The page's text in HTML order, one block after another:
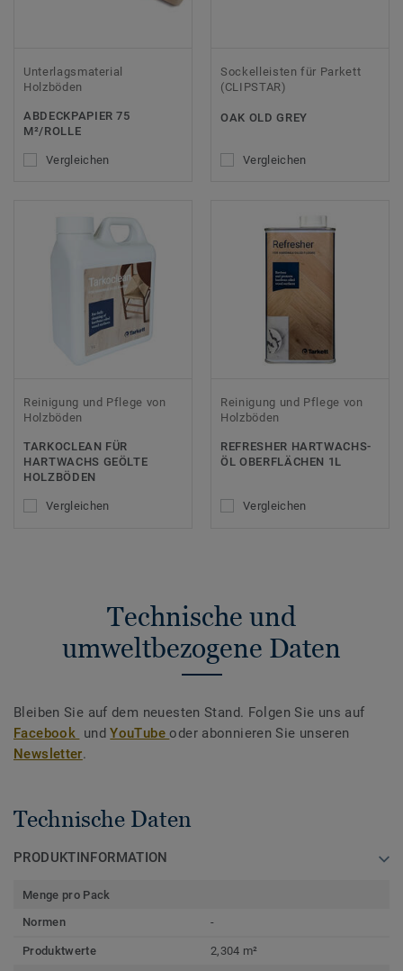
Unterlagsmaterial
Holzböden
ABDECKPAPIER 75
M²/ROLLE
Vergleichen
Sockelleisten für Parkett
(CLIPSTAR)
OAK OLD GREY
Vergleichen
Reinigung und Pflege von
Holzböden
TARKOCLEAN FÜR
HARTWACHS GEÖLTE
HOLZBÖDEN
Vergleichen
Reinigung und Pflege von
Holzböden
REFRESHER HARTWACHS-
ÖL OBERFLÄCHEN 1L
Vergleichen
Technische und
umweltbezogene Daten
Bleiben Sie auf dem neuesten Stand. Folgen Sie uns auf
Facebook undYouTubeoder abonnieren Sie unseren
Newsletter.
Technische Daten
PRODUKTINFORMATION
Menge pro Pack
Normen
-
Produktwerte 2,304 m²